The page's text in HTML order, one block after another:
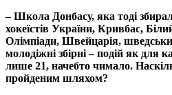
– Школа Донбасу, яка тоді
хокеїстів України, Кривбас,
Олімпіади, Швейцарія,
молодіжні збірні – подій як для
лише 21, начебто чимало.
пройденим шляхом?